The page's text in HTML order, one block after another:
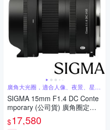
廣角大光圈，適合人像、夜景、星空
攝影
SIGMA 15mm F1.4 DC Conte
mporary (公司貨) 廣角圈定焦
鏡 星空鏡 人像鏡 APS-C 無反
微單眼專用鏡頭
$17,580